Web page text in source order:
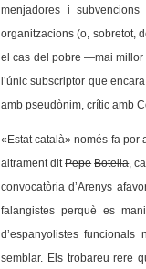
menjadores i
organitzacions (o, sobretot,
el cas del pobre —mai
l’únic subscriptor que
amb pseudònim, crític amb
«Estat català» només fa por
altrament ditPepe Botella,
convocatòria d’Arenys
falangistes perquè es
d’espanyolistes
semblar. Els trobareu rere